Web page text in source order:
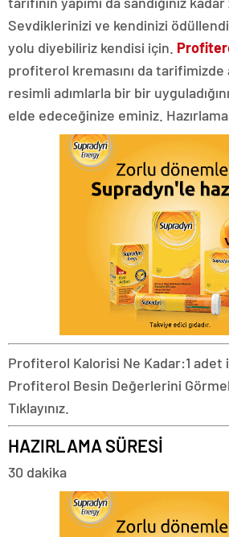
Sevdiklerinizi ve kendinizi
yolu diyebiliriz kendisi için.
profiterol kremasını da tarifimizde
resimli adımlarla bir bir
elde edeceğinize eminiz.
Profiterol Kalorisi Ne Kadar:1 adet
Profiterol Besin Değerlerini
Tıklayınız.
HAZIRLAMA SÜRESİ
30 dakika